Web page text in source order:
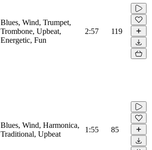
Blues, Wind, Trumpet,
Trombone, Upbeat,
Energetic, Fun
2:57 119
Blues, Wind, Harmonica,
Traditional, Upbeat
1:55 85